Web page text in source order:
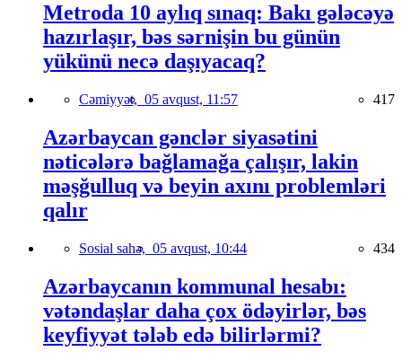
Metroda 10 aylıq sınaq: Bakı gələcəyə
hazırlaşır, bəs sərnişin bu günün
yükünü necə daşıyacaq?
Cəmiyyət, 05 avqust, 11:57 417
Azərbaycan gənclər siyasətini
nəticələrə bağlamağa çalışır, lakin
məşğulluq və beyin axını problemləri
qalır
Sosial sahə, 05 avqust, 10:44 434
Azərbaycanın kommunal hesabı:
vətəndaşlar daha çox ödəyirlər, bəs
keyfiyyət tələb edə bilirlərmi?